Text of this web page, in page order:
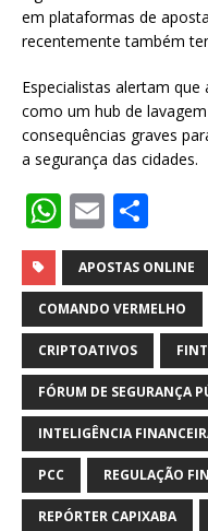
em plataformas de
recentemente também
Especialistas alertam
como um hub de
consequências graves
a segurança das cidades.
W
h
at
s
A
p
p
E
m
ai
l
h
ar
e
APOSTAS ONLINE
COMANDO VERMELHO
CRIPTOATIVOS
FÓRUM DE SEGURANÇA
INTELIGÊNCIA
PCC REGULAÇÃO
REPÓRTER CAPIXABA